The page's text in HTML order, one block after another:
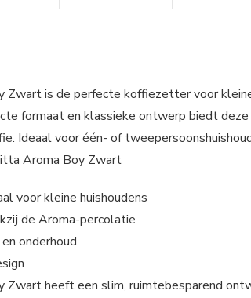
Zwart is de perfecte koffiezetter voor
formaat en klassieke ontwerp biedt
Ideaal voor één- of
Aroma Boy Zwart
voor kleine huishoudens
de Aroma-percolatie
onderhoud
heeft een slim, ruimtebesparend